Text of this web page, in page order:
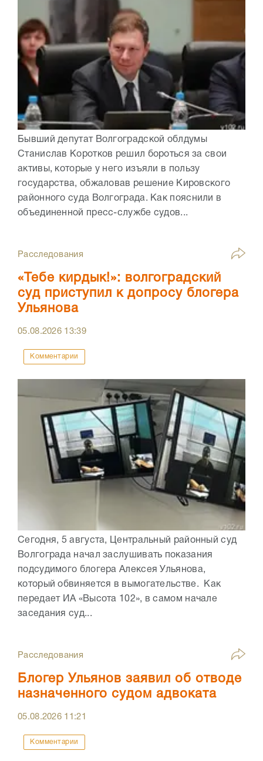
Бывший депутат Волгоградской облдумы
Станислав Коротков решил бороться за свои
активы, которые у него изъяли в пользу
государства, обжаловав решение Кировского
районного суда Волгограда. Как пояснили в
объединенной пресс-службе судов...
Расследования
«Тебе кирдык!»: волгоградский
суд приступил к допросу блогера
Ульянова
05.08.2026 13:39
Комментарии
Сегодня, 5 августа, Центральный районный суд
Волгограда начал заслушивать показания
подсудимого блогера Алексея Ульянова,
который обвиняется в вымогательстве. Как
передает ИА «Высота 102», в самом начале
заседания суд...
Расследования
Блогер Ульянов заявил об отводе
назначенного судом адвоката
05.08.2026 11:21
Комментарии